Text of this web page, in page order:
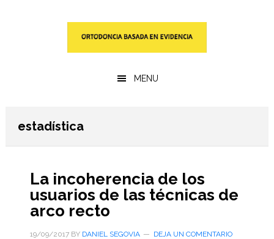
MENU
estadística
La incoherencia de los
usuarios de las técnicas de
arco recto
19/09/2017BY DANIEL SEGOVIA DEJA UN COMENTARIO